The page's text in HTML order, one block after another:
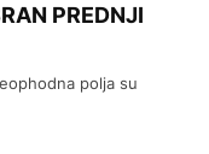
PREDNJI
polja su